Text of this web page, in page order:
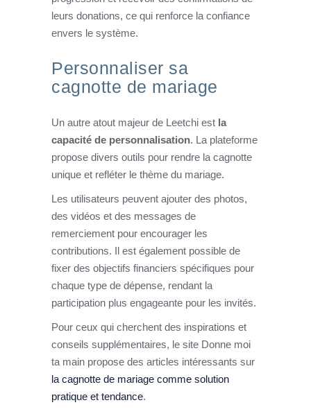
leurs donations, ce qui renforce la confiance
envers le système.
Personnaliser sa
cagnotte de mariage
Un autre atout majeur de Leetchi est la
capacité de personnalisation. La plateforme
propose divers outils pour rendre la cagnotte
unique et refléter le thème du mariage.
Les utilisateurs peuvent ajouter des photos,
des vidéos et des messages de
remerciement pour encourager les
contributions. Il est également possible de
fixer des objectifs financiers spécifiques pour
chaque type de dépense, rendant la
participation plus engageante pour les invités.
Pour ceux qui cherchent des inspirations et
conseils supplémentaires, le site Donne moi
ta main propose des articles intéressants sur
la cagnotte de mariage comme solution
pratique et tendance.